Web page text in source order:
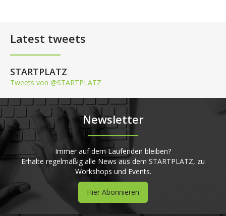
Latest tweets
STARTPLATZ
Tweets von @STARTPLATZ
Newsletter
Immer auf dem Laufenden bleiben?
Erhalte regelmäßig alle News aus dem STARTPLATZ, zu
Workshops und Events.
Hier Abonnieren